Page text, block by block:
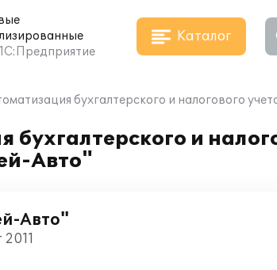
1С:Предприятие
Каталог
бухгалтерского и налогового
бухгалтерского и
Авто"
Авто"